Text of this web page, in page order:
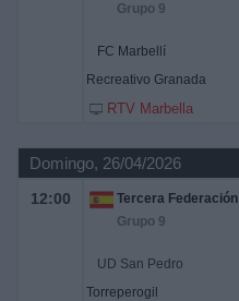
Grupo 9
FC Marbellí
Recreativo Granada
RTV Marbella
Domingo, 26/04/2026
12:00
Tercera Federación
Grupo 9
UD San Pedro
Torreperogil